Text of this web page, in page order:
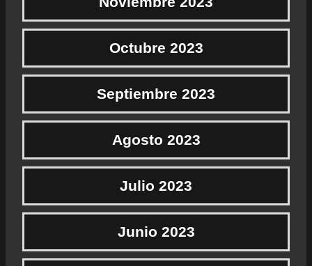
Octubre 2023
Septiembre 2023
Agosto 2023
Julio 2023
Junio 2023